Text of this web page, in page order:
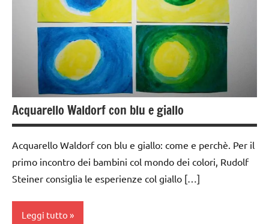
Acquarello Waldorf con blu e giallo
Acquarello Waldorf con blu e giallo: come e perchè. Per il
primo incontro dei bambini col mondo dei colori, Rudolf
Steiner consiglia le esperienze col giallo […]
Leggi tutto